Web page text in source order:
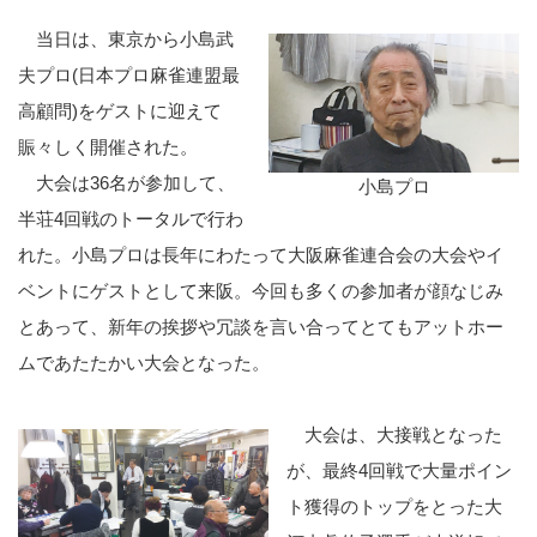
小島プロ
当日は、東京から小島武
夫プロ(日本プロ麻雀連盟最
高顧問)をゲストに迎えて
賑々しく開催された。
大会は36名が参加して、
半荘4回戦のトータルで行わ
れた。小島プロは長年にわたって大阪麻雀連合会の大会やイ
ベントにゲストとして来阪。今回も多くの参加者が顔なじみ
とあって、新年の挨拶や冗談を言い合ってとてもアットホー
ムであたたかい大会となった。
大会は、大接戦となった
が、最終4回戦で大量ポイン
ト獲得のトップをとった大